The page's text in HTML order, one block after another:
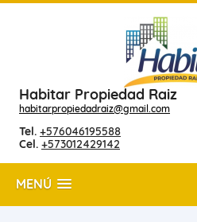
Habitar Propiedad Raiz
habitarpropiedadraiz@gmail.com
Tel. +576046195588
Cel. +573012429142
MENÚ